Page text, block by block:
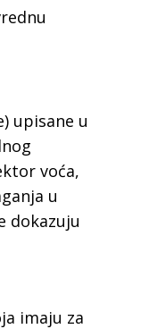
upisane u
voća,
u
dokazuju
imaju za